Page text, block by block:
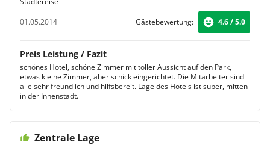
01.05.2014
Gästebewertung: 4.6 / 5.0
Preis Leistung / Fazit
schönes Hotel, schöne Zimmer mit toller Aussicht auf den Park,
etwas kleine Zimmer, aber schick eingerichtet. Die Mitarbeiter sind
alle sehr freundlich und hilfsbereit. Lage des Hotels ist super, mitten
in der Innenstadt.
Zentrale Lage